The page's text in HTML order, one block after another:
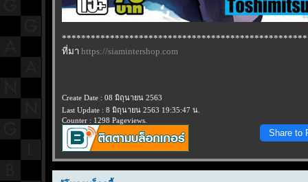
ที่มา https://siamintershop.com
Create Date : 08 มิถุนายน 2563
Last Update : 8 มิถุนายน 2563 19:35:47 น.
Counter : 1298 Pageviews.
Share to